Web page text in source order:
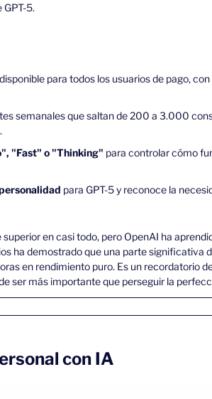
5.
para todos los usuarios de pago,
semanales que saltan de 200 a 3.000
"Fast" o "Thinking" para controlar cómo
para GPT-5 y reconoce la
en casi todo, pero OpenAI ha
ha demostrado que una parte significativa
en rendimiento puro. Es un recordatorio
ser más importante que perseguir la
con IA